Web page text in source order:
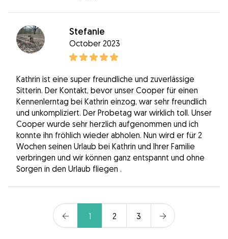
Stefanie
October 2023
Kathrin ist eine super freundliche und zuverlässige
Sitterin. Der Kontakt, bevor unser Cooper für einen
Kennenlerntag bei Kathrin einzog, war sehr freundlich
und unkompliziert. Der Probetag war wirklich toll. Unser
Cooper wurde sehr herzlich aufgenommen und ich
konnte ihn fröhlich wieder abholen. Nun wird er für 2
Wochen seinen Urlaub bei Kathrin und Ihrer Familie
verbringen und wir können ganz entspannt und ohne
Sorgen in den Urlaub fliegen .
1 2 3